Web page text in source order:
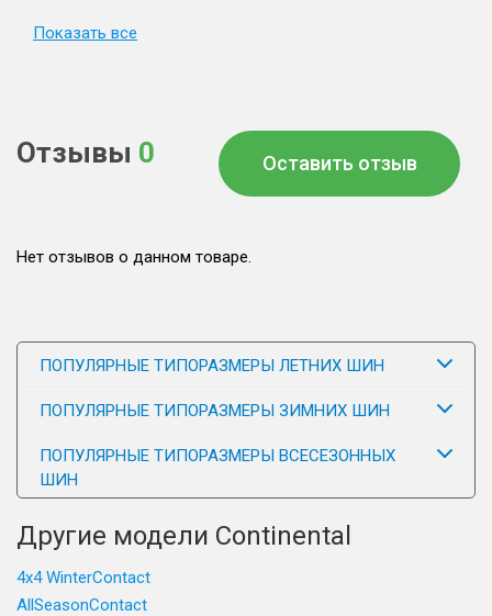
Показать все
Отзывы 0 Оставить отзыв
Нет отзывов о данном товаре.
ПОПУЛЯРНЫЕ ТИПОРАЗМЕРЫ ЛЕТНИХ ШИН
ПОПУЛЯРНЫЕ ТИПОРАЗМЕРЫ ЗИМНИХ ШИН
ПОПУЛЯРНЫЕ ТИПОРАЗМЕРЫ ВСЕСЕЗОННЫХ
ШИН
Другие модели Continental
4x4 WinterContact
AllSeasonContact